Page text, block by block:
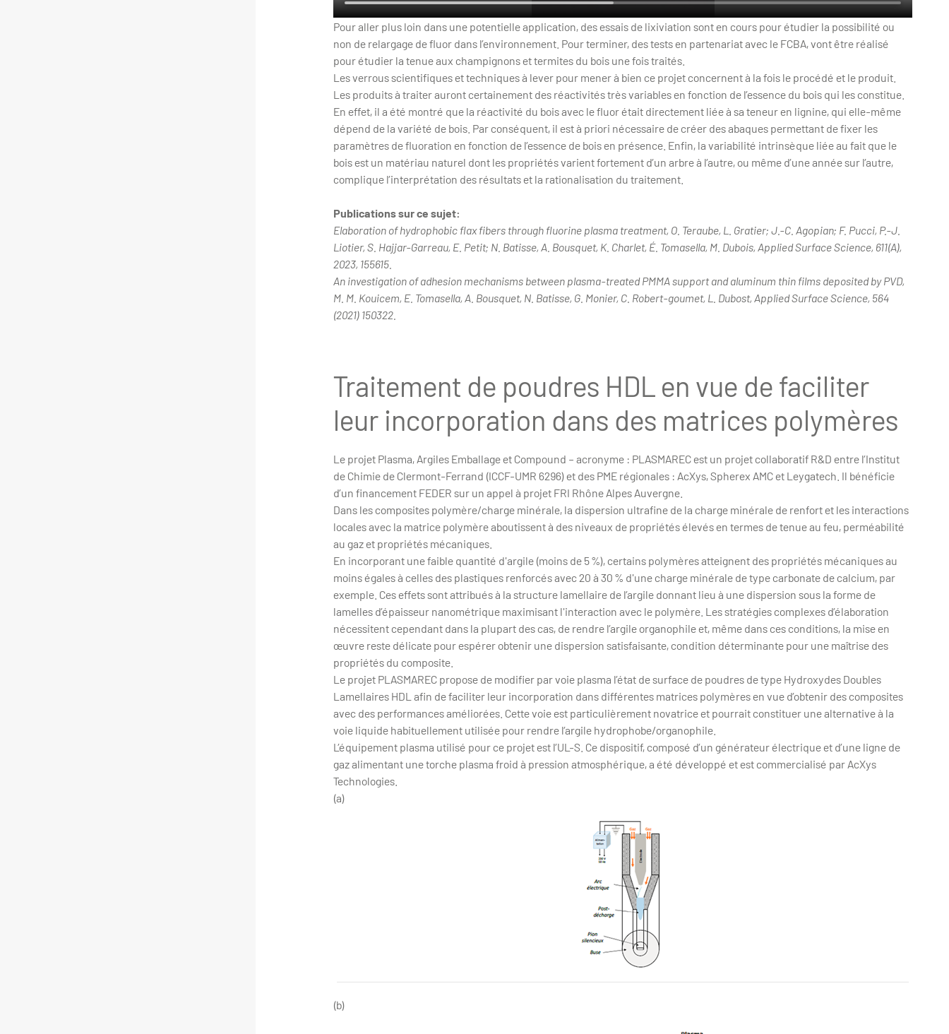
Pour aller plus loin dans une potentielle application, des essais de lixiviation sont en cours pour étudier la possibilité ou
non de relargage de fluor dans l’environnement. Pour terminer, des tests en partenariat avec le FCBA, vont être réalisé
pour étudier la tenue aux champignons et termites du bois une fois traités.
Les verrous scientifiques et techniques à lever pour mener à bien ce projet concernent à la fois le procédé et le produit.
Les produits à traiter auront certainement des réactivités très variables en fonction de l’essence du bois qui les constitue.
En effet, il a été montré que la réactivité du bois avec le fluor était directement liée à sa teneur en lignine, qui elle-même
dépend de la variété de bois. Par conséquent, il est à priori nécessaire de créer des abaques permettant de fixer les
paramètres de fluoration en fonction de l’essence de bois en présence. Enfin, la variabilité intrinsèque liée au fait que le
bois est un matériau naturel dont les propriétés varient fortement d’un arbre à l’autre, ou même d’une année sur l’autre,
complique l’interprétation des résultats et la rationalisation du traitement.
Publications sur ce sujet:
Elaboration of hydrophobic flax fibers through fluorine plasma treatment, O. Teraube, L. Gratier; J.-C. Agopian; F. Pucci, P.-J.
Liotier, S. Hajjar-Garreau, E. Petit; N. Batisse, A. Bousquet, K. Charlet, É. Tomasella, M. Dubois, Applied Surface Science, 611(A),
2023, 155615.
An investigation of adhesion mechanisms between plasma-treated PMMA support and aluminum thin films deposited by PVD,
M. M. Kouicem, E. Tomasella, A. Bousquet, N. Batisse, G. Monier, C. Robert-goumet, L. Dubost, Applied Surface Science, 564
(2021) 150322.
Traitement de poudres HDL en vue de faciliter
leur incorporation dans des matrices polymères
Le projet Plasma, Argiles Emballage et Compound – acronyme : PLASMAREC est un projet collaboratif R&D entre l’Institut
de Chimie de Clermont-Ferrand (ICCF-UMR 6296) et des PME régionales : AcXys, Spherex AMC et Leygatech. Il bénéficie
d’un financement FEDER sur un appel à projet FRI Rhône Alpes Auvergne.
Dans les composites polymère/charge minérale, la dispersion ultrafine de la charge minérale de renfort et les interactions
locales avec la matrice polymère aboutissent à des niveaux de propriétés élevés en termes de tenue au feu, perméabilité
au gaz et propriétés mécaniques.
En incorporant une faible quantité d'argile (moins de 5 %), certains polymères atteignent des propriétés mécaniques au
moins égales à celles des plastiques renforcés avec 20 à 30 % d'une charge minérale de type carbonate de calcium, par
exemple. Ces effets sont attribués à la structure lamellaire de l’argile donnant lieu à une dispersion sous la forme de
lamelles d’épaisseur nanométrique maximisant l'interaction avec le polymère. Les stratégies complexes d’élaboration
nécessitent cependant dans la plupart des cas, de rendre l’argile organophile et, même dans ces conditions, la mise en
œuvre reste délicate pour espérer obtenir une dispersion satisfaisante, condition déterminante pour une maîtrise des
propriétés du composite.
Le projet PLASMAREC propose de modifier par voie plasma l’état de surface de poudres de type Hydroxydes Doubles
Lamellaires HDL afin de faciliter leur incorporation dans différentes matrices polymères en vue d’obtenir des composites
avec des performances améliorées. Cette voie est particulièrement novatrice et pourrait constituer une alternative à la
voie liquide habituellement utilisée pour rendre l’argile hydrophobe/organophile.
L’équipement plasma utilisé pour ce projet est l’UL-S. Ce dispositif, composé d’un générateur électrique et d’une ligne de
gaz alimentant une torche plasma froid à pression atmosphérique, a été développé et est commercialisé par AcXys
Technologies.
(a)
torche a
(b)